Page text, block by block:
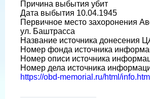
Причина выбытия убит
Дата выбытия 10.04.1945
Первичное место захоронения
ул. Баштрасса
Название источника донесения
Номер фонда источника
Номер описи источника
Номер дела источника
https://obd-memorial.ru/html/